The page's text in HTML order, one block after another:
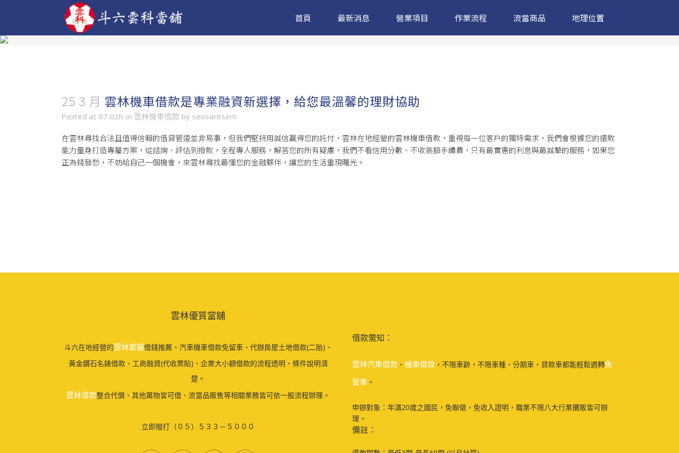
首頁 最新消息 營業項目 作業流程 流當商品 地理位置
25 3 月 雲林機車借款是專業融資新選擇，給您最溫馨的理財協助
Posted at 07:02h in 雲林機車借款 by seosantsem
在雲林尋找合法且值得信賴的借貸管道並非易事，但我們堅持用誠信贏得您的託付，雲林在地經營的雲林機車借款 ，重視每一位客戶的獨特需求，我們會根據您的還款
能力量身打造專屬方案，從諮詢、評估到撥款，全程專人服務，解答您的所有疑慮，我們不看信用分數、不收高額手續費，只有最實惠的利息與最誠摯的服務，如果您
正為錢發愁，不妨給自己一個機會，來雲林尋找最懂您的金融夥伴，讓您的生活重現曙光。
雲林優質當舖
斗六在地經營的雲林當舖借錢推薦、汽車機車借款免留車、代辦房屋土地借款(二胎)、
黃金鑽石名錶借款、工商融資(代收票貼)、企業大小額借款的流程透明、條件說明清
楚。
雲林借款整合代償、其他萬物皆可借、流當品販售等相關業務皆可依一般流程辦理。
立即撥打（０５）５３３－５０００
借款需知：
雲林汽車借款 、 機車借款 ，不限車齡，不限車種，分期車，貸款車都能輕鬆週轉免
留車 。
申辦對象：年滿20歲之國民，免聯徵，免收入證明，職業不限八大行業攤販皆可辦
理。
備註：